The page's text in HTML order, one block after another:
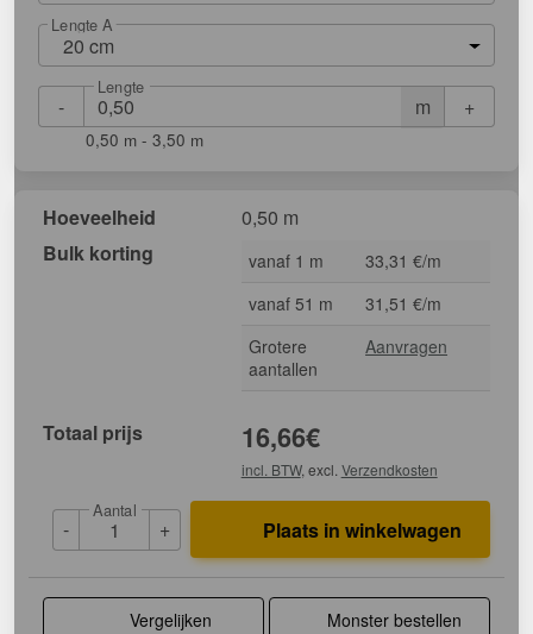
Lengte A
20 cm
- m
Lengte
+
0,50 m - 3,50 m
Hoeveelheid
0,50 m
Bulk korting
vanaf 1 m
33,31 €/m
vanaf 51 m
31,51 €/m
Grotere
aantallen
Aanvragen
Totaal prijs 16,66€
incl. BTW, excl. Verzendkosten
-
Aantal
+ Plaats in winkelwagen
Vergelijken Monster bestellen